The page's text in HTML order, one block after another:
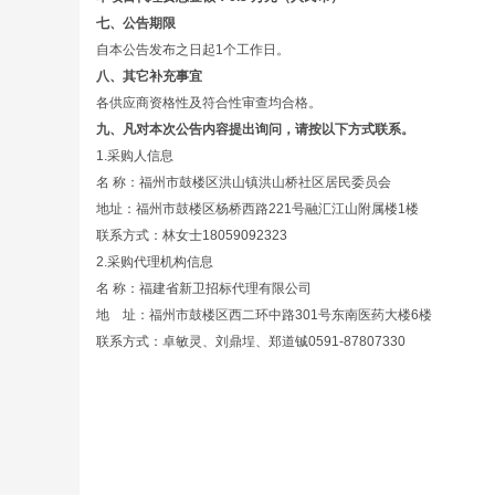
七、公告期限
自本公告发布之日起1个工作日。
八、其它补充事宜
各供应商资格性及符合性审查均合格。
九、凡对本次公告内容提出询问，请按以下方式联系。
1.采购人信息
名 称：福州市鼓楼区洪山镇洪山桥社区居民委员会
地址：福州市鼓楼区杨桥西路221号融汇江山附属楼
联系方式：林女士18059092323
2.采购代理机构信息
名 称：福建省新卫招标代理有限公司
地 址：福州市鼓楼区西二环中路301号东南
联系方式：卓敏灵、刘鼎埕、郑道铖0591-87807330